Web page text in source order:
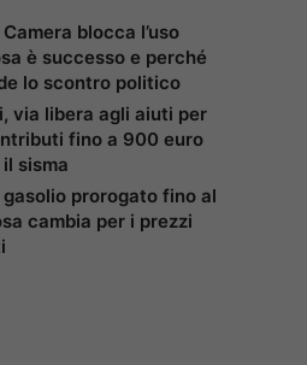
blocca l’uso
è successo e perché
lo scontro politico
via libera agli aiuti per
fino a 900 euro
sisma
prorogato fino al
cambia per i prezzi